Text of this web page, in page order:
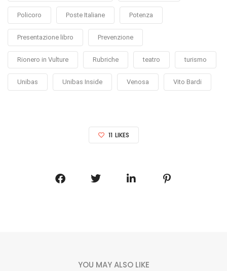
Policoro Poste Italiane Potenza
Presentazione libro Prevenzione
Rionero in Vulture Rubriche teatro turismo
Unibas Unibas Inside Venosa Vito Bardi
11 LIKES
YOU MAY ALSO LIKE